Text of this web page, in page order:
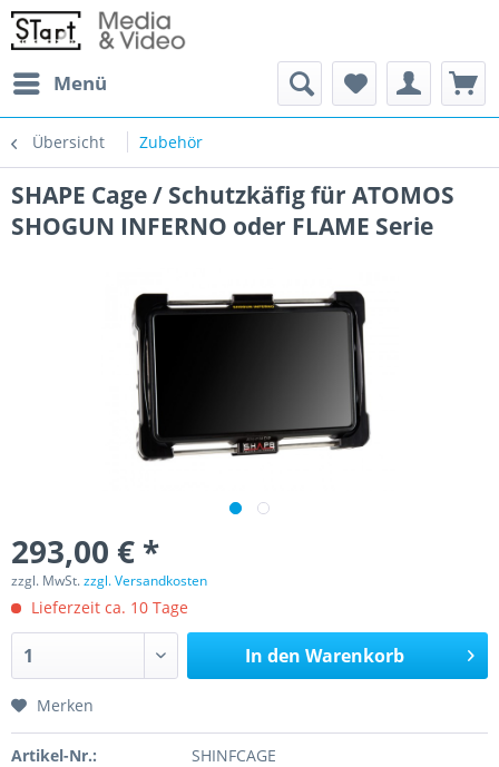
Menü
Übersicht Zubehör
SHAPE Cage / Schutzkäfig für ATOMOS
SHOGUN INFERNO oder FLAME Serie
293,00 € *
zzgl. MwSt.zzgl. Versandkosten
Lieferzeit ca. 10 Tage
In den Warenkorb
Merken
Artikel-Nr.: SHINFCAGE